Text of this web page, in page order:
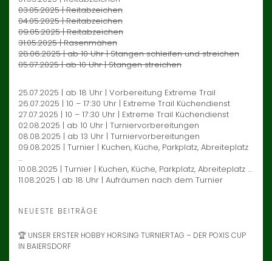
03.05.2025 | Reitabzeichen
04.05.2025 | Reitabzeichen
09.05.2025 | Reitabzeichen
31.05.2025 | Rasenmähen
28.06.2025 | ab 10 Uhr | Stangen schleifen und streichen
05.07.2025 | ab 10 Uhr | Stangen streichen
25.07.2025 | ab 18 Uhr | Vorbereitung Extreme Trail
26.07.2025 | 10 – 17:30 Uhr | Extreme Trail Küchendienst
27.07.2025 | 10 – 17:30 Uhr | Extreme Trail Küchendienst
02.08.2025 | ab 10 Uhr | Turniervorbereitungen
08.08.2025 | ab 13 Uhr | Turniervorbereitungen
09.08.2025 | Turnier | Kuchen, Küche, Parkplatz, Abreiteplatz
…
10.08.2025 | Turnier | Kuchen, Küche, Parkplatz, Abreiteplatz …
11.08.2025 | ab 18 Uhr | Aufräumen nach dem Turnier
NEUESTE BEITRÄGE
🏆 UNSER ERSTER HOBBY HORSING TURNIERTAG – DER POXIS CUP
IN BAIERSDORF